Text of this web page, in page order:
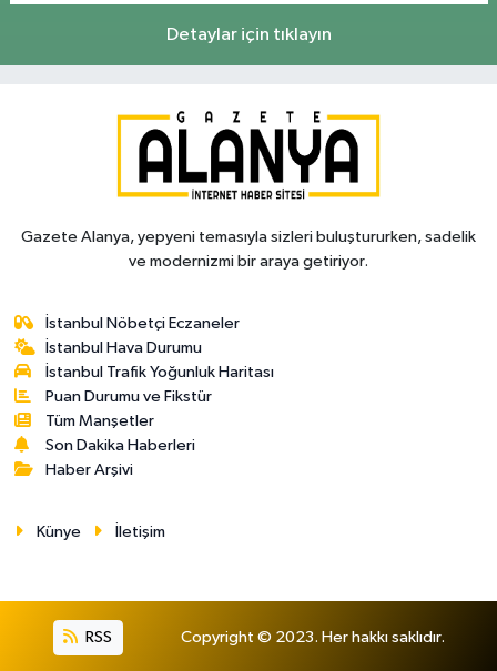
Detaylar için tıklayın
Gazete Alanya, yepyeni temasıyla sizleri buluştururken, sadelik
ve modernizmi bir araya getiriyor.
İstanbul Nöbetçi Eczaneler
İstanbul Hava Durumu
İstanbul Trafik Yoğunluk Haritası
Puan Durumu ve Fikstür
Tüm Manşetler
Son Dakika Haberleri
Haber Arşivi
Künye İletişim
RSS Copyright © 2023. Her hakkı saklıdır.